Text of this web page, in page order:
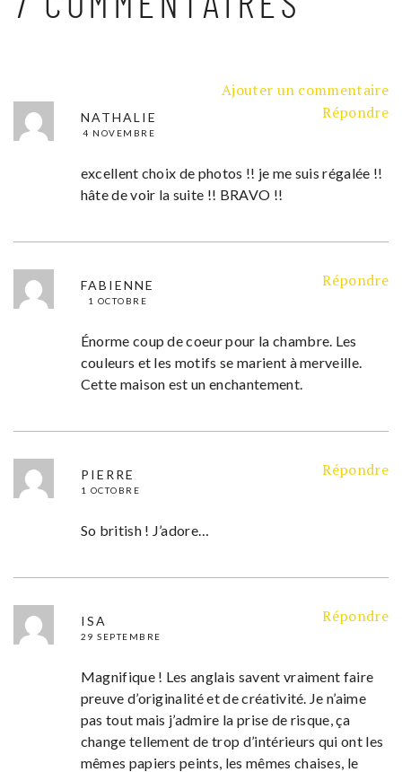
Ajouter un commentaire
NATHALIE
4 NOVEMBRE
Répondre
excellent choix de photos !! je me suis régalée !!
hâte de voir la suite !! BRAVO !!
FABIENNE
1 OCTOBRE
Répondre
Énorme coup de coeur pour la chambre. Les
couleurs et les motifs se marient à merveille.
Cette maison est un enchantement.
PIERRE
1 OCTOBRE
Répondre
So british ! J’adore…
ISA
29 SEPTEMBRE
Répondre
Magnifique ! Les anglais savent vraiment faire
preuve d’originalité et de créativité. Je n’aime
pas tout mais j’admire la prise de risque, ça
change tellement de trop d’intérieurs qui ont les
mêmes papiers peints, les mêmes chaises, le